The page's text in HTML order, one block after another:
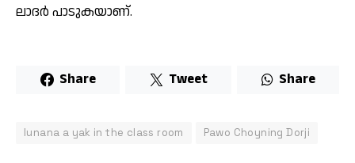
ലാദര്‍ പാടുകയാണ്.
Share Tweet Share
lunana a yak in the class room Pawo Choyning Dorji